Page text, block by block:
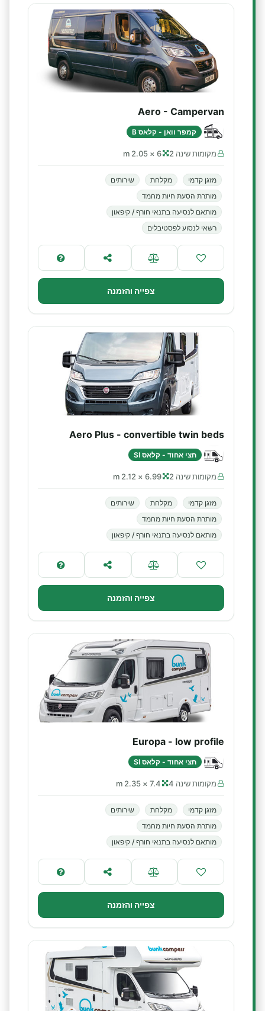
Aero - Campervan
קמפר וואן - קלאס B
מקומות שינה 2 6 × 2.05 m
מזגן קדמי מקלחת
שירותים
מותרת הסעת חיות מחמד
מותאם לנסיעה בתנאי חורף / קיפאון
רשאי לנסוע לפסטיבלים
צפייה והזמנה
Aero Plus - convertible twin beds
חצי אחוד - קלאס SI
מקומות שינה 2 6.99 × 2.12 m
מזגן קדמי מקלחת
שירותים
מותרת הסעת חיות מחמד
מותאם לנסיעה בתנאי חורף / קיפאון
צפייה והזמנה
Europa - low profile
חצי אחוד - קלאס SI
מקומות שינה 4 7.4 × 2.35 m
מזגן קדמי מקלחת
שירותים
מותרת הסעת חיות מחמד
מותאם לנסיעה בתנאי חורף / קיפאון
צפייה והזמנה